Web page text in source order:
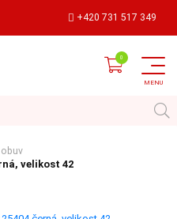
+420 731 517 349
velikost 42